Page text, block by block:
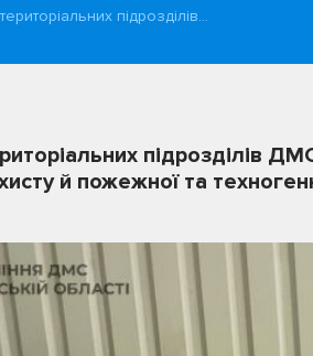
підрозділів…
підрозділів
й пожежної та